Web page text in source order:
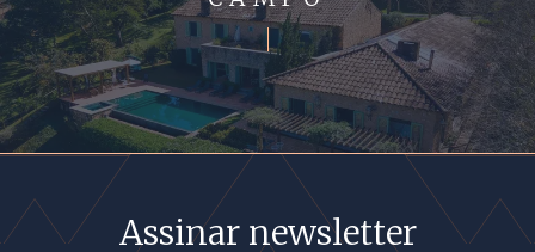
Assinar newsletter